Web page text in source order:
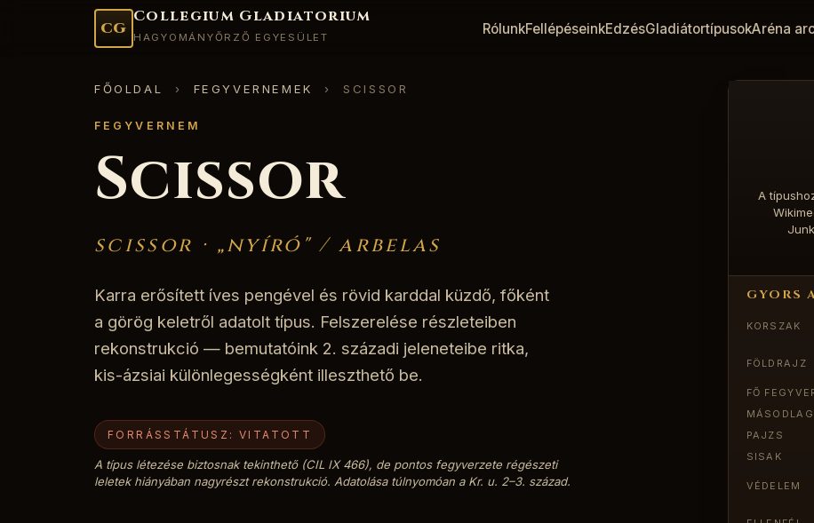
CG
Collegium Gladiatorium
HAGYOMÁNYŐRZŐ EGYESÜLET
RólunkFellépéseinkEdzésGladiátortípusokAréna
FŐOLDAL › FEGYVERNEMEK › SCISSOR
FEGYVERNEM
Scissor
scissor · „nyíró" / arbelas
Karra erősített íves pengével és rövid karddal küzdő, főként
a görög keletről adatolt típus. Felszerelése részleteiben
rekonstrukció — bemutatóink 2. századi jeleneteibe ritka,
kis-ázsiai különlegességként illeszthető be.
FORRÁSSTÁTUSZ: VITATOTT
A típus létezése biztosnak tekinthető (CIL IX 466), de pontos fegyverzete régészeti
leletek hiányában nagyrészt rekonstrukció. Adatolása túlnyomóan a Kr. u. 2–3. század.
A
GYORS
KORSZAK
FÖLDRAJZ
FŐ
PAJZS
SISAK
VÉDELEM